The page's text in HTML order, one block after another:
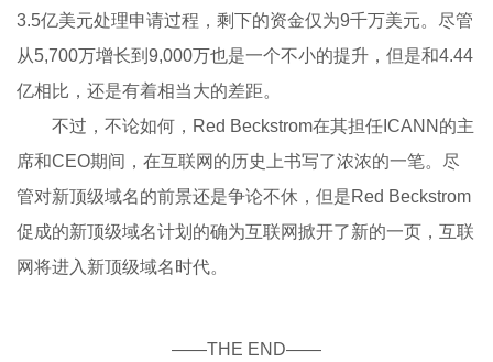
3.5亿美元处理申请过程，剩下的资金仅为9千万美元。尽管
从5,700万增长到9,000万也是一个不小的提升，但是和4.44
亿相比，还是有着相当大的差距。
不过，不论如何，Red Beckstrom在其担任ICANN的主
席和CEO期间，在互联网的历史上书写了浓浓的一笔。尽
管对新顶级域名的前景还是争论不休，但是Red Beckstrom
促成的新顶级域名计划的确为互联网掀开了新的一页，互联
网将进入新顶级域名时代。
——THE END——